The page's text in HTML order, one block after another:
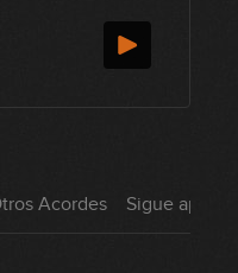
Acordes Sigue